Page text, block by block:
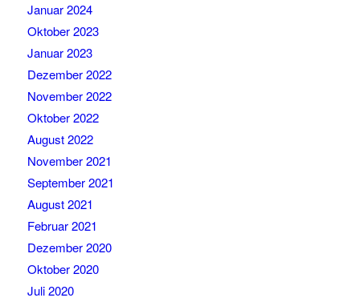
Januar 2024
Oktober 2023
Januar 2023
Dezember 2022
November 2022
Oktober 2022
August 2022
November 2021
September 2021
August 2021
Februar 2021
Dezember 2020
Oktober 2020
Juli 2020